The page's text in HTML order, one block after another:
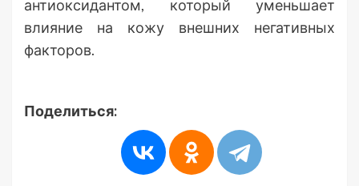
антиоксидантом, который уменьшает
влияние на кожу внешних негативных
факторов.
Поделиться: